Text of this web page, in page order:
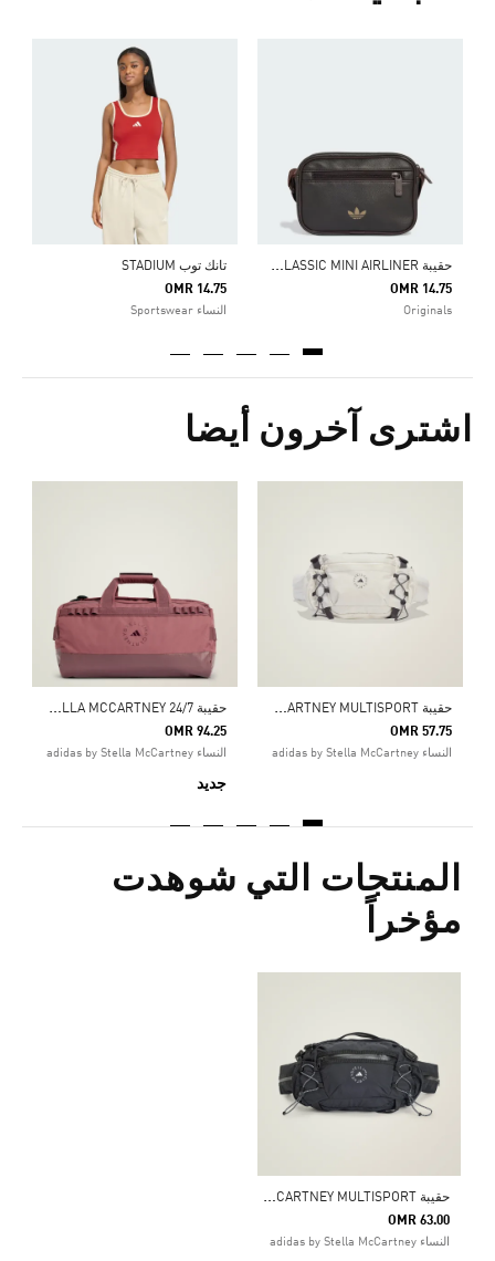
ح
قيبة ADICOLOR CLASSIC MINI AIRLINER
OMR 14.75
Originals
تانك توب STADIUM
OMR 14.75
النساء Sportswear
اشترى آخرون أيضا
ح
قيبة ADIDAS BY STELLA MCCARTNEY MULTISPORT
OMR 57.75
النساء adidas by Stella McCartney
ح
قيبة ADIDAS BY STELLA MCCARTNEY 24/7
OMR 94.25
النساء adidas by Stella McCartney
جديد
المنتجات التي شوهدت
مؤخراً
ح
قيبة ADIDAS BY STELLA MCCARTNEY MULTISPORT
OMR 63.00
النساء adidas by Stella McCartney